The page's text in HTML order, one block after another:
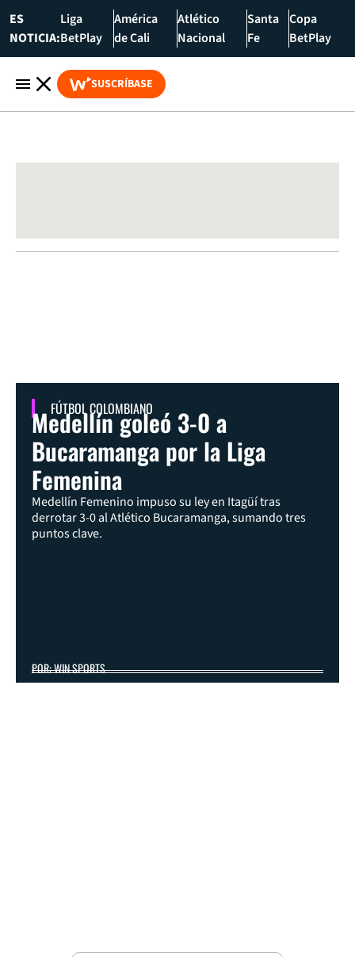
ES
NOTICIA:
Liga
BetPlay
América
de Cali
Atlético
Nacional
Santa
Fe
Copa
BetPlay
SUSCRÍBASE
FÚTBOL COLOMBIANO
Medellín goleó 3-0 a
Bucaramanga por la Liga
Femenina
Medellín Femenino impuso su ley en Itagüí tras
derrotar 3-0 al Atlético Bucaramanga, sumando tres
puntos clave.
POR: WIN SPORTS